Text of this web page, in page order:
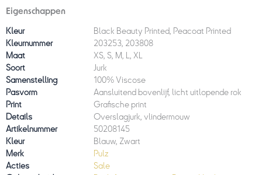
Eigenschappen
Kleur
Black Beauty Printed, Peacoat Printed
Kleurnummer
203253, 203808
Maat
XS, S, M, L, XL
Soort
Jurk
Samenstelling
100% Viscose
Pasvorm
Aansluitend bovenlijf, licht uitlopende rok
Print
Grafische print
Details
Overslagjurk, vlindermouw
Artikelnummer
50208145
Kleur
Blauw, Zwart
Merk
Pulz
Acties
Sale